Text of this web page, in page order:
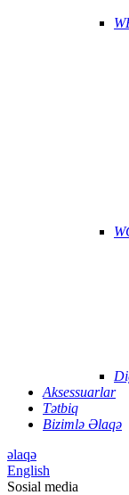
Aksessuarlar
Tətbiq
Bizimlə Əlaqə
əlaqə
English
Sosial media